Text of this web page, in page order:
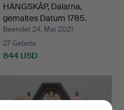
HÄNGSKÅP, Dalarna,
gemaltes Datum 1785.
Beendet 24. Mai 2021
27 Gebote
844 USD